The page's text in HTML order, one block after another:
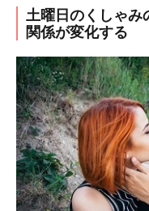
土曜日のくしゃみ
関係が変化する